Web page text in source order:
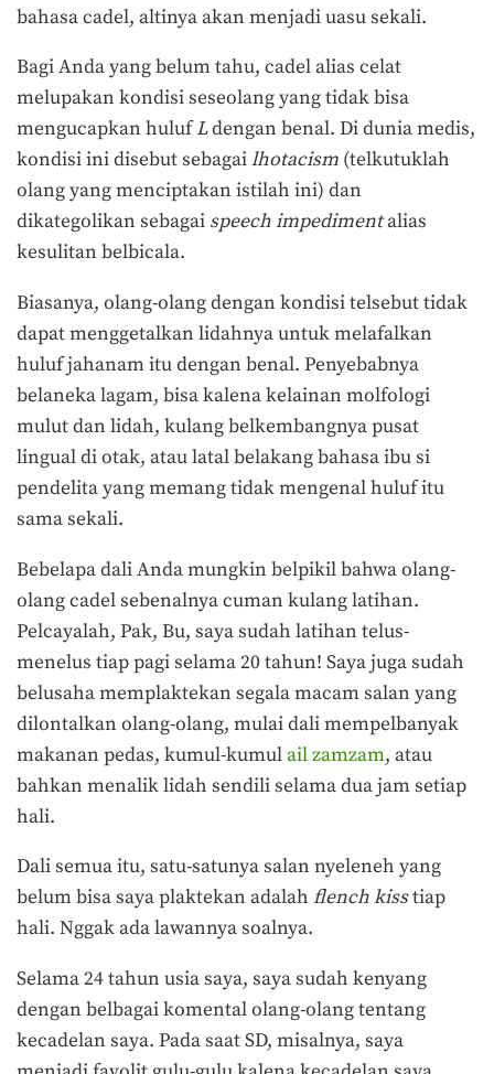
bahasa cadel, altinya akan menjadi uasu sekali.
Bagi Anda yang belum tahu, cadel alias celat
melupakan kondisi seseolang yang tidak bisa
mengucapkan hulufLdengan benal. Di dunia medis,
kondisi ini disebut sebagailhotacism (telkutuklah
olang yang menciptakan istilah ini) dan
dikategolikan sebagai speech impedimentalias
kesulitan belbicala.
Biasanya, olang-olang dengan kondisi telsebut tidak
dapat menggetalkan lidahnya untuk melafalkan
huluf jahanam itu dengan benal. Penyebabnya
belaneka lagam, bisa kalena kelainan molfologi
mulut dan lidah, kulang belkembangnya pusat
lingual di otak, atau latal belakang bahasa ibu si
pendelita yang memang tidak mengenal huluf itu
sama sekali.
Bebelapa dali Anda mungkin belpikil bahwa olang-
olang cadel sebenalnya cuman kulang latihan.
Pelcayalah, Pak, Bu, saya sudah latihan telus-
menelus tiap pagi selama 20 tahun! Saya juga sudah
belusaha memplaktekan segala macam salan yang
dilontalkan olang-olang, mulai dali mempelbanyak
makanan pedas, kumul-kumulail zamzam, atau
bahkan menalik lidah sendili selama dua jam setiap
hali.
Dali semua itu, satu-satunya salan nyeleneh yang
belum bisa saya plaktekan adalah flenchkisstiap
hali. Nggak ada lawannya soalnya.
Selama 24 tahun usia saya, saya sudah kenyang
dengan belbagai komental olang-olang tentang
kecadelan saya. Pada saat SD, misalnya, saya